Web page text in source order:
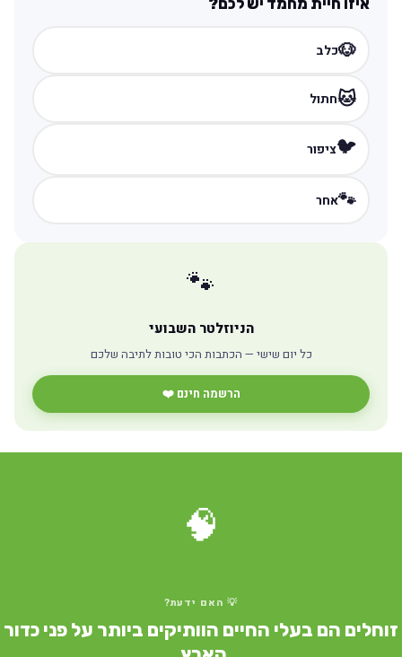
איזו חיית מחמד יש לכם?
🐶כלב
🐱חתול
🐦ציפור
🐾אחר
🐾
הניוזלטר השבועי
כל יום שישי — הכתבות הכי טובות לתיבה שלכם
הרשמה חינם ❤️
🧠
💡 האם ידעת?
הם בעלי החיים הוותיקים ביותר על פני כדור